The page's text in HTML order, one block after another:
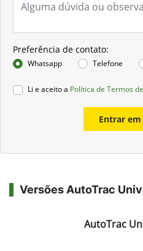
Preferência de contato:
Whatsapp Telefone
Li e aceito a Política de Termos
Entrar
Versões AutoTrac
AutoTrac